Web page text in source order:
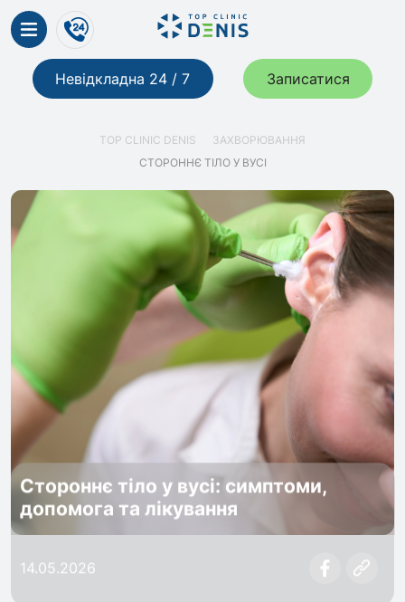
Невідкладна 24 / 7 Записатися
TOP CLINIC DENIS
ЗАХВОРЮВАННЯ
СТОРОННЄ ТІЛО У ВУСІ
Стороннє тіло у вусі: симптоми,
допомога та лікування
14.05.2026